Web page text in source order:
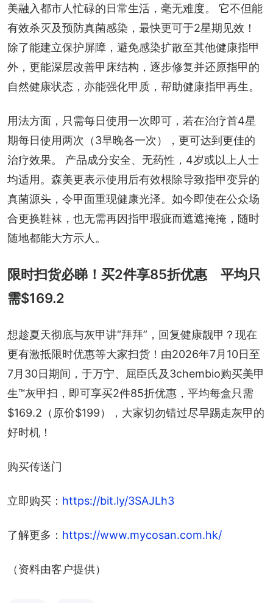
美融入都市人忙碌的日常生活，毫无难度。 它不但能
有效杀灭及预防真菌感染，最快更可于2星期见效！
除了能建立保护屏障，避免感染扩散至其他健康指甲
外，更能深层改善甲床结构，逐步修复并还原指甲的
自然健康状态，亦能强化甲质，帮助健康指甲再生。
用法方面，只需每日使用一次即可，若在治疗首4星
期每日使用两次（3早晚各一次），更可达到更佳的
治疗效果。 产品成分安全、无药性，4岁或以上人士
均适用。森美更表示使用后有效根除导致指甲变异的
真菌源头，令甲面重现健康光泽。如今即使在公众场
合更换鞋袜，也无需再因指甲瑕疵而遮遮掩掩，随时
随地都能大方示人。
限时扫货必睇！买2件享85折优惠 平均只
需$169.2
想趁夏天彻底与灰甲讲“拜拜”，回复健康靓甲？现在
更有激抵限时优惠等大家扫货！由2026年7月10日至
7月30日期间，于万宁、屈臣氏及3chembio购买美甲
生™灰甲扫，即可享买2件85折优惠，平均每盒只需
$169.2（原价$199），大家切勿错过尽早踢走灰甲的
好时机！
购买传送门
立即购买： https://bit.ly/3SAJLh3
了解更多： https://www.mycosan.com.hk/
（资料由客户提供）